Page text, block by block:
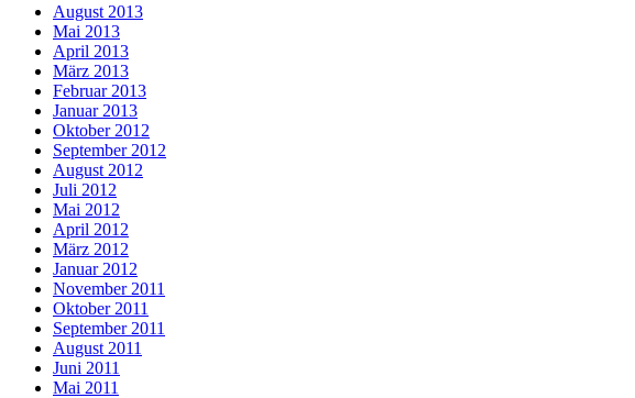
August 2013
Mai 2013
April 2013
März 2013
Februar 2013
Januar 2013
Oktober 2012
September 2012
August 2012
Juli 2012
Mai 2012
April 2012
März 2012
Januar 2012
November 2011
Oktober 2011
September 2011
August 2011
Juni 2011
Mai 2011